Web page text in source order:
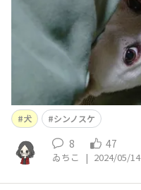
犬 シンノスケ
8 47
ゐちこ | 2024/05/14